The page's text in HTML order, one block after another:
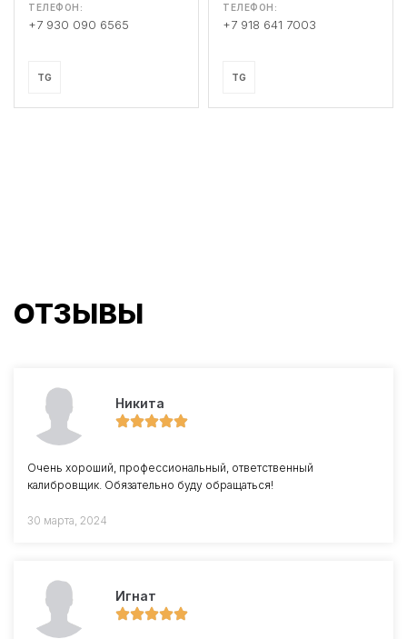
ТЕЛЕФОН:
+7 930 090 6565
TG
ТЕЛЕФОН:
+7 918 641 7003
TG
ОТЗЫВЫ
Никита
Очень хороший, профессиональный, ответственный
калибровщик. Обязательно буду обращаться!
30 марта, 2024
Игнат